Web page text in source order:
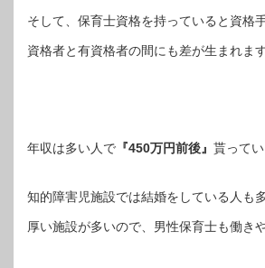
そして、保育士資格を持っていると資格
資格者と有資格者の間にも差が生まれます
年収は多い人で 『450万円前後』 貰ってい
知的障害児施設では結婚をしている人も
厚い施設が多いので、男性保育士も働き